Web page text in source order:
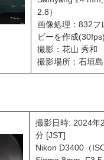
2.8）
画像処理：832フ
ビーを作成(30fps)
撮影：花山 秀和
撮影場所：石垣
撮影日時: 2024年
分 [JST]
Nikon D3400（